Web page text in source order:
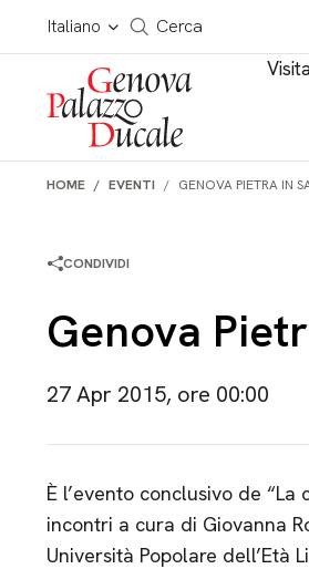
Salta al contenuto
Italiano
Cerca in tutto il sito
Cerca
HOME EVENTI GENOVA PIETRA IN
CONDIVIDI
Genova
27 Apr 2015, ore 00:00
È l’evento conclusivo de
incontri a cura di Giovanna
Università Popolare dell’Età